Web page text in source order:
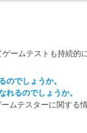
ームテストも持続的
でしょうか。
るのでしょうか。
ムテスターに関する